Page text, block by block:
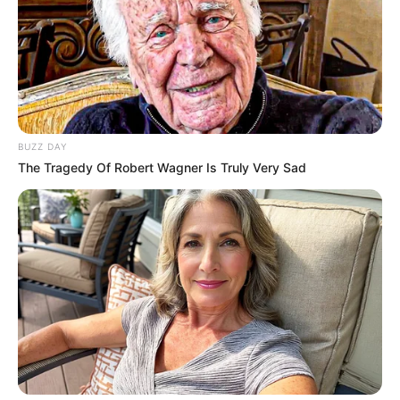
ACSEdima Souza,de Terra
Firme/PA.
—Foto/Reprodução/Agência Pará.
A programação incluiu palestras sobre perfil epidemiológico,
orientações técnicas e treinamento com aplicativo. É assim que se
valoriza quem dedica a vida à saúde pública - essa luta também é
sua.
+PL que garante a mudança de regime dos ACS's para
estatutários.
-ad52
BUZZ DAY
The Tragedy Of Robert Wagner Is Truly Very Sad